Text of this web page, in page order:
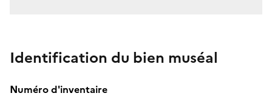
Identification du bien muséal
Numéro d'inventaire